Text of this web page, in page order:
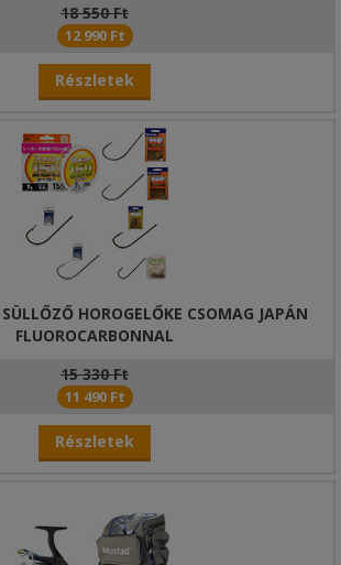
18 550 Ft
12 990 Ft
Részletek
HOROGELŐKE CSOMAG JAPÁN
FLUOROCARBONNAL
15 330 Ft
11 490 Ft
Részletek